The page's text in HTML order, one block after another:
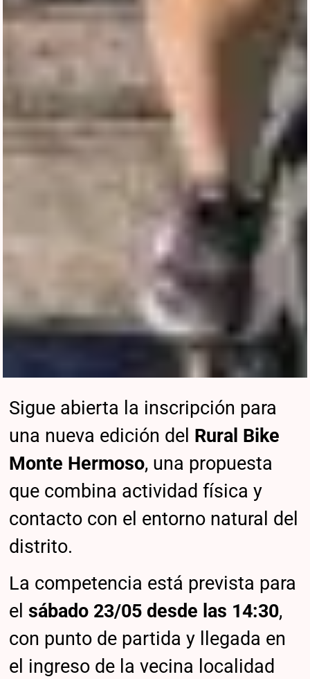
Sigue abierta la inscripción para
una nueva edición del Rural Bike
Monte Hermoso, una propuesta
que combina actividad física y
contacto con el entorno natural del
distrito.
La competencia está prevista para
elsábado 23/05 desde las 14:30,
con punto de partida y llegada en
el ingreso de la vecina localidad